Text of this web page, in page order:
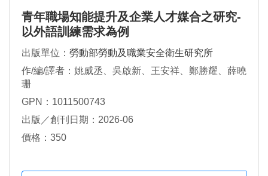
青年職場知能提升及企業人才媒合之研究-
以外語訓練需求為例
出版單位： 勞動部勞動及職業安全衛生研究所
作/編/譯者：姚威丞、吳啟新、王安祥、鄭勝耀、薛曉
珊
GPN：1011500743
出版／創刊日期：2026-06
價格：350